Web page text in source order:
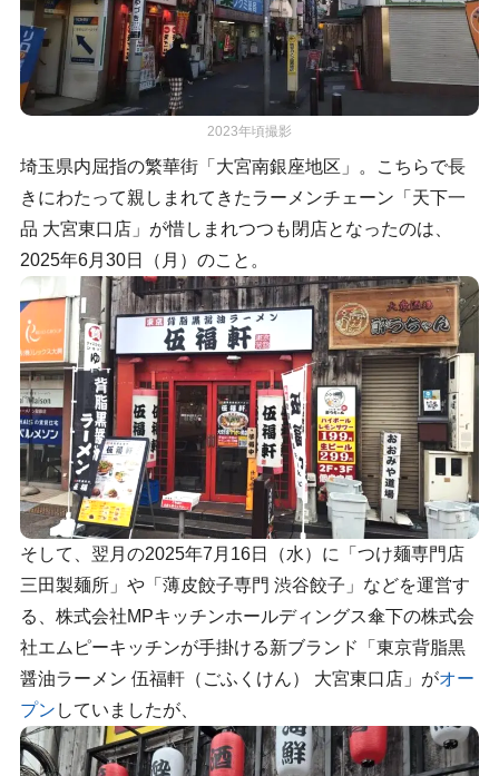
2023年頃撮影
埼玉県内屈指の繁華街「大宮南銀座地区」。こちらで長
きにわたって親しまれてきたラーメンチェーン「天下一
品 大宮東口店」が惜しまれつつも閉店となったのは、
2025年6月30日（月）のこと。
そして、翌月の2025年7月16日（水）に「つけ麺専門店
三田製麺所」や「薄皮餃子専門 渋谷餃子」などを運営す
る、株式会社MPキッチンホールディングス傘下の株式会
社エムピーキッチンが手掛ける新ブランド「東京背脂黒
醤油ラーメン 伍福軒（ごふくけん） 大宮東口店」がオー
プン していましたが、